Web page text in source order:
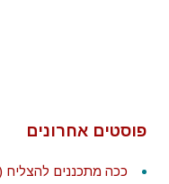
פוסטים אחרונים
ככה מתכננים להצליח